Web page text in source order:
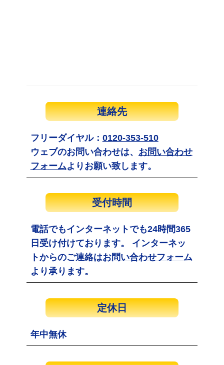
連絡先
フリーダイヤル： 0120-353-510
ウェブのお問い合わせは、 お問い合わせ
フォームよりお願い致します。
受付時間
電話でもインターネットでも24時間365
日受け付けております。 インターネッ
トからのご連絡はお問い合わせフォーム
より承ります。
定休日
年中無休